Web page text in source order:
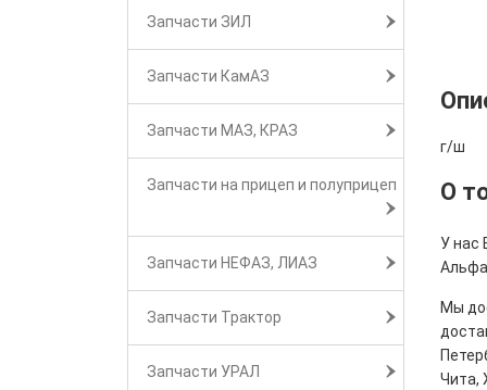
Запчасти ЗИЛ
Запчасти КамАЗ
Запчасти МАЗ, КРАЗ
Запчасти на прицеп и полуприцеп
Запчасти НЕФАЗ, ЛИАЗ
Запчасти Трактор
Запчасти УРАЛ
г/ш
О
У нас
Альфа
Мы
Чита,